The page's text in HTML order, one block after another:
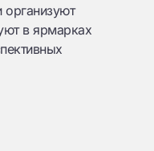
в ярмарках